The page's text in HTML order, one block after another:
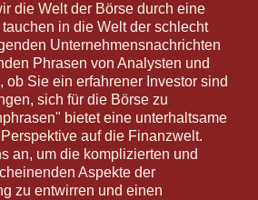
die Welt der Börse durch eine
in die Welt der schlecht
Unternehmensnachrichten
Phrasen von Analysten und
ob Sie ein erfahrener Investor sind
sich für die Börse zu
bietet eine unterhaltsame
auf die Finanzwelt.
an, um die komplizierten und
Aspekte der
zu entwirren und einen